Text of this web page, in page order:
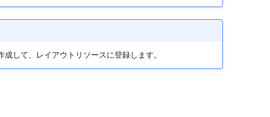
して、レイアウトリソースに登録します。